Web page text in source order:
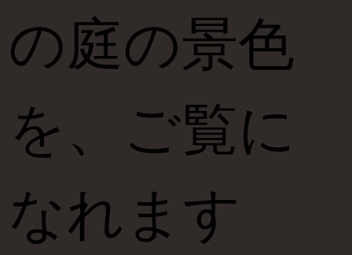
の庭の景色
を、ご覧に
なれます